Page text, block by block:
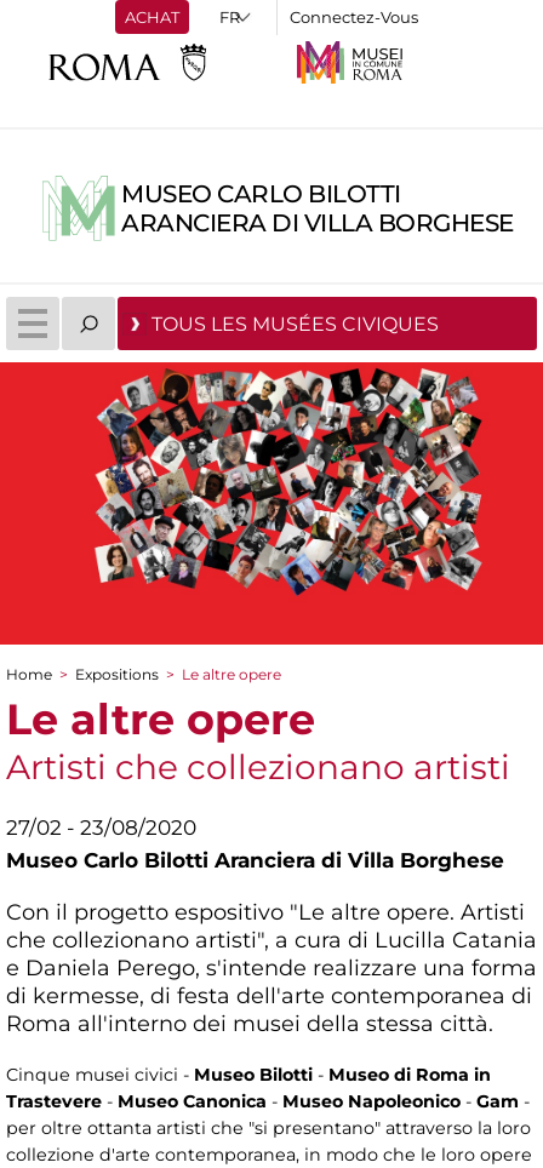
ACHAT Connectez-Vous
MUSEO CARLO BILOTTI
ARANCIERA DI VILLA BORGHESE
TOUS LES MUSÉES CIVIQUES
You are here
Home > Expositions > Le altre opere
Le altre opere
Artisti che collezionano artisti
27/02 - 23/08/2020
Museo Carlo Bilotti Aranciera di Villa Borghese
Con il progetto espositivo "Le altre opere. Artisti
che collezionano artisti", a cura di Lucilla Catania
e Daniela Perego, s'intende realizzare una forma
di kermesse, di festa dell'arte contemporanea di
Roma all'interno dei musei della stessa città.
Cinque musei civici - Museo Bilotti - Museo di Roma in
Trastevere - Museo Canonica - Museo Napoleonico - Gam -
per oltre ottanta artisti che "si presentano" attraverso la loro
collezione d'arte contemporanea, in modo che le loro opere